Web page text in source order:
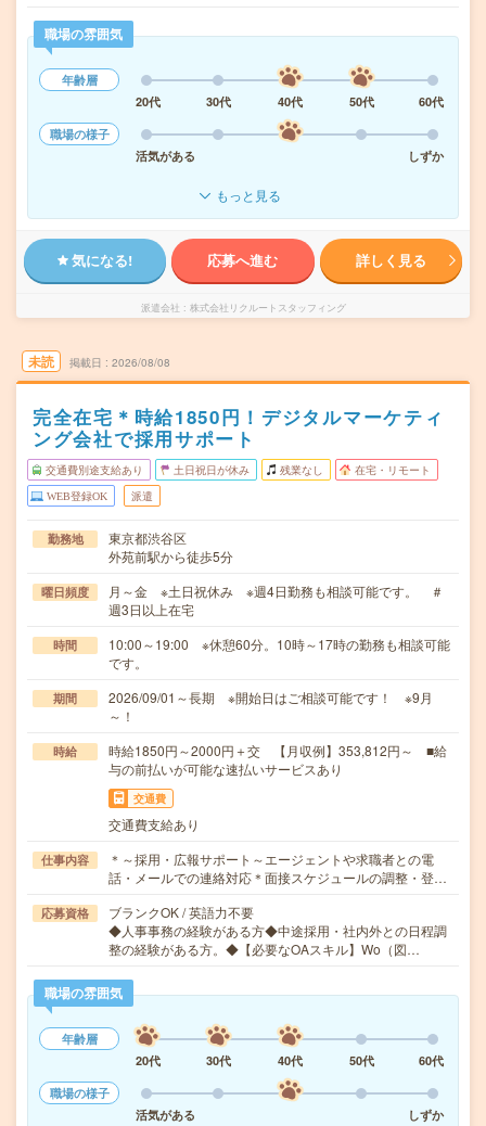
職場の雰囲気
年齢層
20代
30代 40代 50代
60代
職場の様子
活気がある
しずか
もっと見る
気になる! 応募へ進む 詳しく見る
派遣会社 株式会社リクルートスタッフィング
未読 掲載日 2026/08/08
完全在宅＊時給1850円！デジタルマーケティ
ング会社で採用サポート
交通費別途支給あり 土日祝日が休み 残業なし 在宅・リモート
WEB登録OK 派遣
勤務地
東京都渋谷区
外苑前駅から徒歩5分
曜日頻度
月～金 ※土日祝休み ※週4日勤務も相談可能です。 ＃
週3日以上在宅
時間
10:00～19:00 ※休憩60分。10時～17時の勤務も相談可能
です。
期間
2026/09/01～長期 ※開始日はご相談可能です！ ※9月
～！
時給
時給1850円～2000円＋交 【月収例】353,812円～ ■給
与の前払いが可能な速払いサービスあり
交通費
交通費支給あり
仕事内容
＊～採用・広報サポート～エージェントや求職者との電
話・メールでの連絡対応＊面接スケジュールの調整・登…
応募資格
ブランクOK / 英語力不要
◆人事事務の経験がある方◆中途採用・社内外との日程調
整の経験がある方。◆【必要なOAスキル】Wo（図…
職場の雰囲気
年齢層
20代
30代 40代 50代
60代
職場の様子
活気がある
しずか